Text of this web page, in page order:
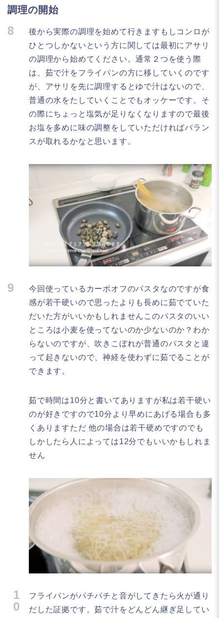
調理の開始
8
後から実際の調理を始めて行きますもしコンロが
ひとつしかないという方に関しては最初にアサリ
の調理から始めてください。通常２つを使う際
は、茹で汁をフライパンの方に移していくのです
が、アサリを先に調理するとゆで汁はないので、
普通の水をたしていくことでもオッケーです。そ
の際にちょっと塩気が足りなくなりますので最後
お塩を多めに味の調整をしていただければバラン
スが取れるかなと思います。
9
今回使っているカーボオフのパスタなのですが食
感が若干硬いので思ったよりも長めに茹でていた
だいた方がいいかもしれませんこのパスタのいい
ところは小麦を使ってないのか少ないのか？わか
らないのですが、吹きこぼれが普通のパスタと違
って起きないので、神経を使わずに茹でることが
できます。
茹で時間は10分と書いてありますが私は若干硬い
のが好きですので10分より早めにあげる場合も多
くありますただ 他の場合は若干硬めですのでも
しかしたら人によっては12分でもいいかもしれま
せん
1
0
フライパンがパチパチと音がしてきたら火が通り
だした証拠です。茹で汁をどんどん継ぎ足してい